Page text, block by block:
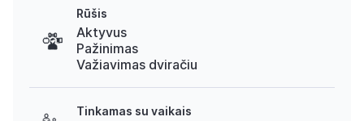
Rūšis
Aktyvus
Pažinimas
Važiavimas dviračiu
Tinkamas su vaikais